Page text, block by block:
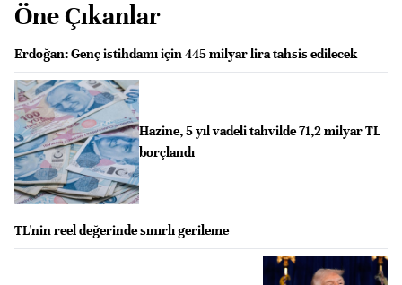
Öne Çıkanlar
Erdoğan: Genç istihdamı için 445 milyar lira tahsis edilecek
Hazine, 5 yıl vadeli tahvilde 71,2 milyar TL
borçlandı
TL'nin reel değerinde sınırlı gerileme